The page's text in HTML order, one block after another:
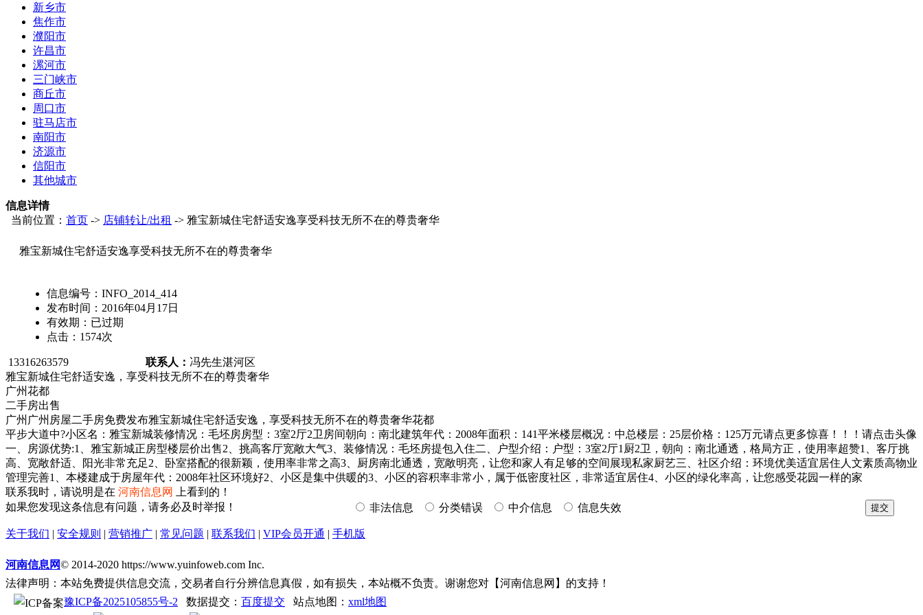
新乡市
焦作市
濮阳市
许昌市
漯河市
三门峡市
商丘市
周口市
驻马店市
南阳市
济源市
信阳市
其他城市
信息详情
当前位置： 首页 -> 店铺转让/出租 -> 雅宝新城住宅舒适安逸享受科技无所不在的尊贵奢华
雅宝新城住宅舒适安逸享受科技无所不在的尊贵奢华
信息编号： INFO_2014_414
发布时间： 2016年04月17日
有效期： 已过期
点击： 1574次
13316263579 联系人： 冯先生湛河区
雅宝新城住宅舒适安逸，享受科技无所不在的尊贵奢华
广州花都
二手房出售
广州广州房屋二手房免费发布雅宝新城住宅舒适安逸，享受科技无所不在的尊贵奢华花都
平步大道中?小区名：雅宝新城装修情况：毛坯房房型：3室2厅2卫房间朝向：南北建筑年代：2008年面积：141平米楼层概况：中总楼层：25层价格：125万元请点更多惊喜！！！请点击头像
一、房源优势:1、雅宝新城正房型楼层价出售2、挑高客厅宽敞大气3、装修情况：毛坯房提包入住二、户型介绍：户型：3室2厅1厨2卫，朝向：南北通透，格局方正，使用率超赞1、客厅挑
高、宽敞舒适、阳光非常充足2、卧室搭配的很新颖，使用率非常之高3、厨房南北通透，宽敞明亮，让您和家人有足够的空间展现私家厨艺三、社区介绍：环境优美适宜居住人文素质高物业
管理完善1、本楼建成于房屋年代：2008年社区环境好2、小区是集中供暖的3、小区的容积率非常小，属于低密度社区，非常适宜居住4、小区的绿化率高，让您感受花园一样的家
联系我时，请说明是在 河南信息网
上看到的！
如果您发现这条信息有问题，请务必及时举报！
非法信息 分类错误 中介信息 信息失效
关于我们 | 安全规则 | 营销推广 | 常见问题 | 联系我们 | VIP会员开通 | 手机版
河南信息网© 2014-2020 https://www.yuinfoweb.com Inc.
法律声明：本站免费提供信息交流，交易者自行分辨信息真假，如有损失，本站概不负责。谢谢您对【河南信息网】的支持！
豫ICP备2025105855号-2 数据提交： 百度提交 站点地图： xml地图